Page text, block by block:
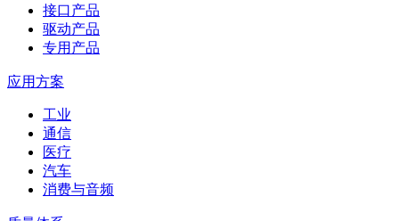
接口产品
驱动产品
专用产品
应用方案
工业
通信
医疗
汽车
消费与音频